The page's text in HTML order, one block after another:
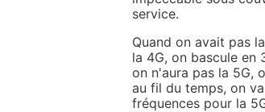
service.
Quand on avait pas
la 4G, on bascule en
on n'aura pas la 5G,
au fil du temps, on
fréquences pour la